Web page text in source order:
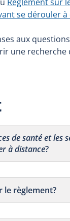
se dérouler
aux
une recherche
de santé et les
à distance?
le règlement?